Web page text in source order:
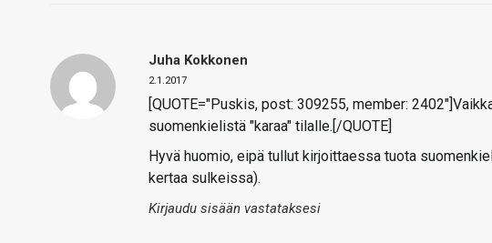
Juha Kokkonen
2.1.2017
[QUOTE="Puskis, post: 309255, member:
suomenkielistä "karaa" tilalle.[/QUOTE]
Hyvä huomio, eipä tullut kirjoittaessa tuota
kertaa sulkeissa).
Kirjaudu sisään vastataksesi